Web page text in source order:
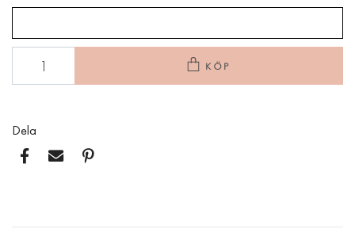
KÖP
Dela